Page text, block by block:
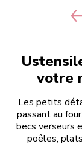
votre
Les petits
passant au
becs verseurs
poêles,